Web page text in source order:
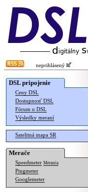
neprihlásený
DSL pripojenie
Ceny DSL
Dostupnosť DSL
Fórum o DSL
Výsledky meraní
Satelitná mapa SR
Merače
Speedmeter Merania
Pingmeter
Googlemeter